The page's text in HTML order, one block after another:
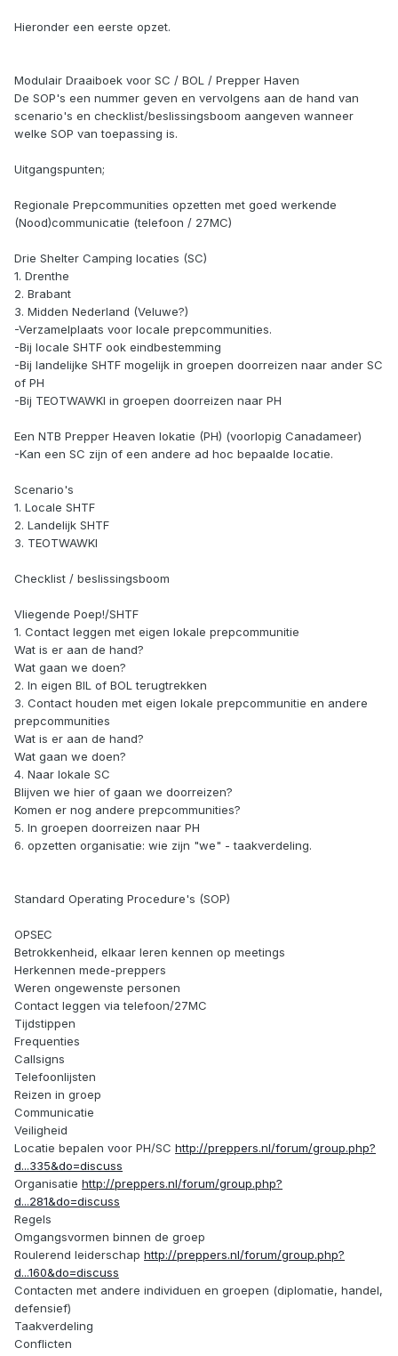
Hieronder een eerste opzet.
Modulair Draaiboek voor SC / BOL / Prepper Haven
De SOP's een nummer geven en vervolgens aan de hand van
scenario's en checklist/beslissingsboom aangeven wanneer
welke SOP van toepassing is.
Uitgangspunten;
Regionale Prepcommunities opzetten met goed werkende
(Nood)communicatie (telefoon / 27MC)
Drie Shelter Camping locaties (SC)
1. Drenthe
2. Brabant
3. Midden Nederland (Veluwe?)
-Verzamelplaats voor locale prepcommunities.
-Bij locale SHTF ook eindbestemming
-Bij landelijke SHTF mogelijk in groepen doorreizen naar ander SC
of PH
-Bij TEOTWAWKI in groepen doorreizen naar PH
Een NTB Prepper Heaven lokatie (PH) (voorlopig Canadameer)
-Kan een SC zijn of een andere ad hoc bepaalde locatie.
Scenario's
1. Locale SHTF
2. Landelijk SHTF
3. TEOTWAWKI
Checklist / beslissingsboom
Vliegende Poep!/SHTF
1. Contact leggen met eigen lokale prepcommunitie
Wat is er aan de hand?
Wat gaan we doen?
2. In eigen BIL of BOL terugtrekken
3. Contact houden met eigen lokale prepcommunitie en andere
prepcommunities
Wat is er aan de hand?
Wat gaan we doen?
4. Naar lokale SC
Blijven we hier of gaan we doorreizen?
Komen er nog andere prepcommunities?
5. In groepen doorreizen naar PH
6. opzetten organisatie: wie zijn "we" - taakverdeling.
Standard Operating Procedure's (SOP)
OPSEC
Betrokkenheid, elkaar leren kennen op meetings
Herkennen mede-preppers
Weren ongewenste personen
Contact leggen via telefoon/27MC
Tijdstippen
Frequenties
Callsigns
Telefoonlijsten
Reizen in groep
Communicatie
Veiligheid
Locatie bepalen voor PH/SC http://preppers.nl/forum/group.php?
d...335&do=discuss
Organisatie http://preppers.nl/forum/group.php?
d...281&do=discuss
Regels
Omgangsvormen binnen de groep
Roulerend leiderschap http://preppers.nl/forum/group.php?
d...160&do=discuss
Contacten met andere individuen en groepen (diplomatie, handel,
defensief)
Taakverdeling
Conflicten